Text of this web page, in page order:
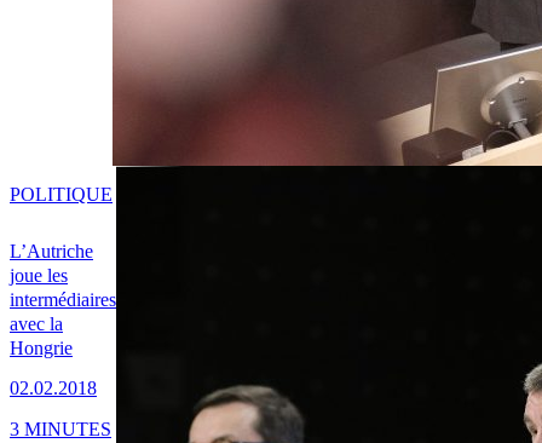
L’Autriche
joue les
intermédiaires
avec la
Hongrie
02.02.2018
POLITIQUE
3 MINUTES